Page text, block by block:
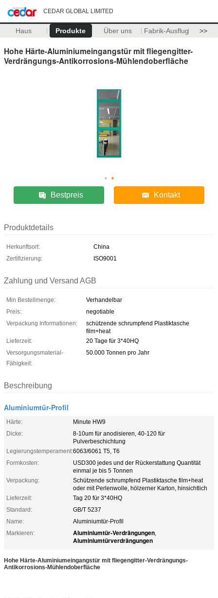
CEDAR GLOBAL LIMITED
Haus Produkte Über uns Fabrik-Ausflug >>
Hohe Härte-Aluminiumeingangstür mit fliegengitter-
Verdrängungs-Antikorrosions-Mühlendoberfläche
Bestpreis Kontakt
Produktdetails
Herkunftsort:
China
Zertifizierung:
ISO9001
Zahlung und Versand AGB
Min Bestellmenge:
Verhandelbar
Preis:
negotiable
Verpackung Informationen:
schützende schrumpfend Plastiktasche
film+heat
Lieferzeit:
20 Tage für 3*40HQ
Versorgungsmaterial-
Fähigkeit:
50.000 Tonnen pro Jahr
Beschreibung
Aluminiumtür-Profil
Härte:
Minute HW9
Dicke:
8-10um für anodisieren, 40-120 für
Pulverbeschichtung
Legierungstemperament:6063/6061 T5, T6
Formkosten:
USD300 jedes und der Rückerstattung Quantität
einmal je bis 5 Tonnen
Verpackung:
Schützende schrumpfend Plastiktasche film+heat
oder mit Perlenwolle, hölzerner Karton, hinsichtlich
Lieferzeit:
Tag 20 für 3*40HQ
Standard:
GB/T 5237
Name:
Aluminiumtür-Profil
Markieren:
Aluminiumtür-Verdrängungen,
Aluminiumtürverdrängungen
Hohe Härte-Aluminiumeingangstür mit fliegengitter-Verdrängungs-
Antikorrosions-Mühlendoberfläche